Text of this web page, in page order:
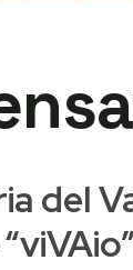
del